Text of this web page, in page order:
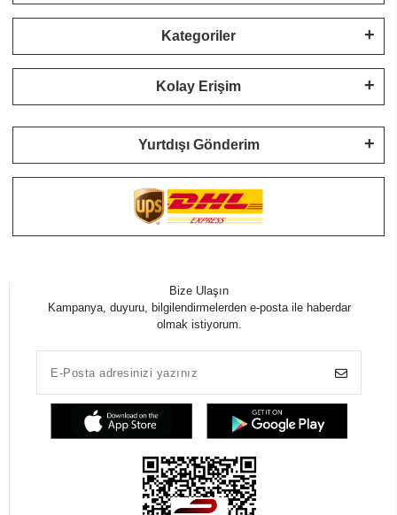
Kategoriler
Kolay Erişim
Yurtdışı Gönderim
Bize Ulaşın
Kampanya, duyuru, bilgilendirmelerden e-posta ile haberdar
olmak istiyorum.